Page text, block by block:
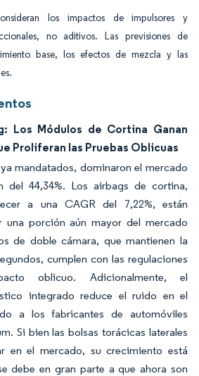
los impactos de impulsores y
no aditivos. Las previsiones de
base, los efectos de mezcla y las
Los Módulos de Cortina Ganan
Proliferan las Pruebas Oblicuas
mandatados, dominaron el mercado
del 44,34%. Los airbags de cortina,
a una CAGR del 7,22%, están
una porción aún mayor del mercado
de doble cámara, que mantienen la
cumplen con las regulaciones
oblicuo. Adicionalmente, el
integrado reduce el ruido en el
a los fabricantes de automóviles
Si bien las bolsas torácicas laterales
en el mercado, su crecimiento está
debe en gran parte a que ahora son